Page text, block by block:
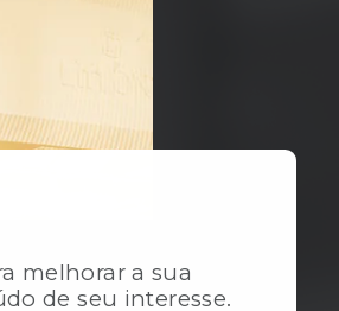
melhorar a sua
de seu interesse.